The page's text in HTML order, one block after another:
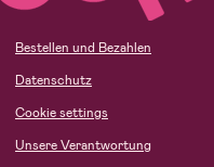
Bestellen und Bezahlen
Datenschutz
Cookie settings
Unsere Verantwortung